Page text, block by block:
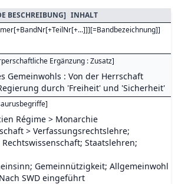
BESCHREIBUNG] INHALT
]
Ergänzung : Zusatz]
Gemeinwohls : Von der Herrschaft
durch 'Freiheit' und 'Sicherheit'
]
Régime > Monarchie
> Verfassungsrechtslehre;
Staatslehren;
Gemeinnützigkeit; Allgemeinwohl
SWD eingeführt